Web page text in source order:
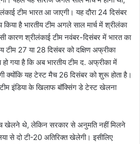
टीम भारत आ जाएगी। यह दौरा 24 दिसंबर
है भारतीय टीम अगले साल मार्च में श्रीलंका
कारण श्रीलंकाई टीम नवंबर-दिसंबर में भारत का
टीम 27 या 28 दिसंबर को दक्षिण अफ्रीका
गया है कि अब भारतीय टीम द. अफ्रीका में
क्योंकि यह टेस्ट मैच 26 दिसंबर को शुरू होता है।
इंडिया के खिलाफ बॉक्सिंग डे टेस्ट खेलना
खेलने थे, लेकिन सरकार से अनुमति नहीं मिलने
से दो टी-20 अतिरिक्त खेलेगी। इसीलिए